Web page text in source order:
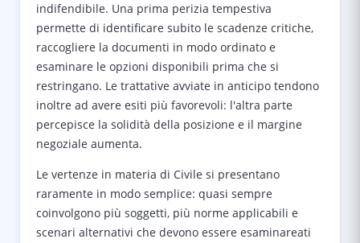
indifendibile. Una prima perizia tempestiva
permette di identificare subito le scadenze critiche,
raccogliere la documenti in modo ordinato e
esaminare le opzioni disponibili prima che si
restringano. Le trattative avviate in anticipo tendono
inoltre ad avere esiti più favorevoli: l'altra parte
percepisce la solidità della posizione e il margine
negoziale aumenta.
Le vertenze in materia di Civile si presentano
raramente in modo semplice: quasi sempre
coinvolgono più soggetti, più norme applicabili e
scenari alternativi che devono essere esaminareati